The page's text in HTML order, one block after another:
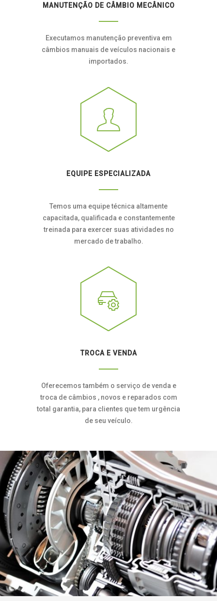
MANUTENÇÃO DE CÂMBIO MECÂNICO
Executamos manutenção preventiva em
câmbios manuais de veículos nacionais e
importados.
EQUIPE ESPECIALIZADA
Temos uma equipe técnica altamente
capacitada, qualificada e constantemente
treinada para exercer suas atividades no
mercado de trabalho.
TROCA E VENDA
Oferecemos também o serviço de venda e
troca de câmbios , novos e reparados com
total garantia, para clientes que tem urgência
de seu veículo.